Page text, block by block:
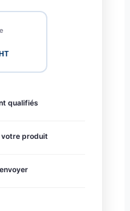
qualifiés
produit